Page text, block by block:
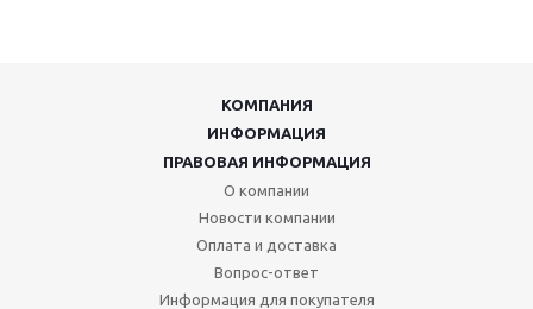
КОМПАНИЯ
ИНФОРМАЦИЯ
ПРАВОВАЯ ИНФОРМАЦИЯ
О компании
Новости компании
Оплата и доставка
Вопрос-ответ
Информация для покупателя